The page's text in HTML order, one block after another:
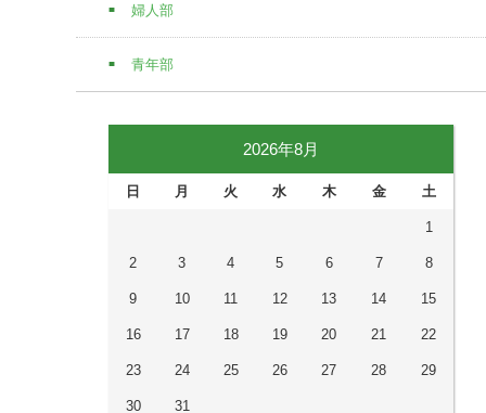
婦人部
青年部
2026年8月
日 月 火 水 木 金 土
1
2 3 4 5 6 7 8
9 10 11 12 13 14 15
16 17 18 19 20 21 22
23 24 25 26 27 28 29
30
31